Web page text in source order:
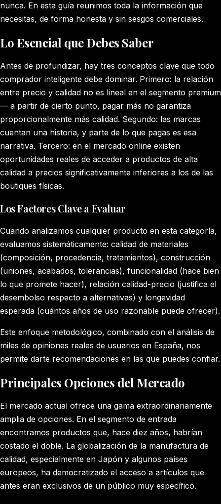
nunca. En esta guía reunimos toda la información que
necesitas, de forma honesta y sin sesgos comerciales.
Lo Esencial que Debes Saber
Antes de profundizar, hay tres conceptos clave que todo
comprador inteligente debe dominar. Primero: la relación
entre precio y calidad no es lineal en el segmento premium
— a partir de cierto punto, pagar más no garantiza
proporcionalmente más calidad. Segundo: las marcas
cuentan una historia, y parte de lo que pagas es esa
narrativa. Tercero: en el mercado online existen
oportunidades reales de acceder a productos de alta
calidad a precios significativamente inferiores a los de las
boutiques físicas.
Los Factores Clave a Evaluar
Cuando analizamos cualquier producto en esta categoría,
evaluamos sistemáticamente: calidad de materiales
(composición, procedencia, tratamientos), construcción
(uniones, acabados, tolerancias), funcionalidad (hace bien
lo que promete hacer), relación calidad-precio (justifica el
desembolso respecto a alternativas) y longevidad
esperada (cuántos años de uso razonable puede ofrecer).
Este enfoque metodológico, combinado con el análisis de
miles de opiniones reales de usuarios en España, nos
permite darte recomendaciones en las que puedes confiar.
Principales Opciones del Mercado
El mercado actual ofrece una gama extraordinariamente
amplia de opciones. En el segmento de entrada
encontramos productos que, hace diez años, habrían
costado el doble. La globalización de la manufactura de
calidad, especialmente en Japón y algunos países
europeos, ha democratizado el acceso a artículos que
antes eran exclusivos de un público muy específico.